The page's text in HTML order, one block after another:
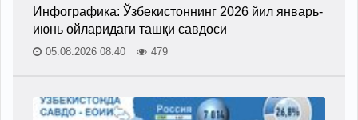
Инфографика: Ўзбекистоннинг 2026 йил январь-
июнь ойларидаги ташқи савдоси
05.08.2026 08:40 479